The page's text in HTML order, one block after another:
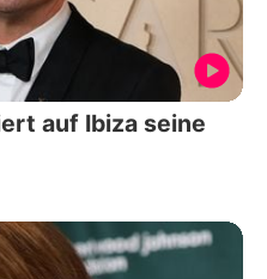
auf Ibiza seine